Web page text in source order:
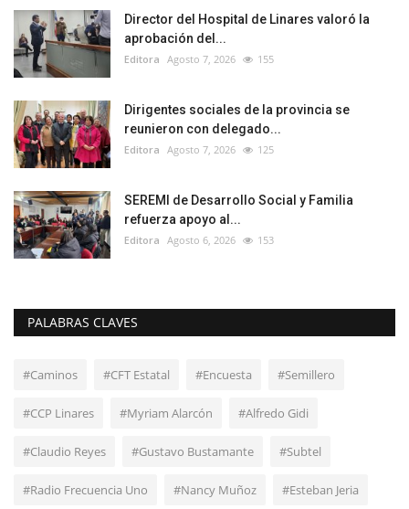
Director del Hospital de Linares valoró la
aprobación del...
Editora Agosto 7, 2026 155
Dirigentes sociales de la provincia se
reunieron con delegado...
Editora Agosto 7, 2026 125
SEREMI de Desarrollo Social y Familia
refuerza apoyo al...
Editora Agosto 6, 2026 153
PALABRAS CLAVES
#Caminos #CFT Estatal #Encuesta #Semillero
#CCP Linares #Myriam Alarcón #Alfredo Gidi
#Claudio Reyes #Gustavo Bustamante #Subtel
#Radio Frecuencia Uno #Nancy Muñoz #Esteban Jeria